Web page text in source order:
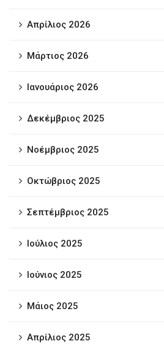
Απρίλιος 2026
Μάρτιος 2026
Ιανουάριος 2026
Δεκέμβριος 2025
Νοέμβριος 2025
Οκτώβριος 2025
Σεπτέμβριος 2025
Ιούλιος 2025
Ιούνιος 2025
Μάιος 2025
Απρίλιος 2025